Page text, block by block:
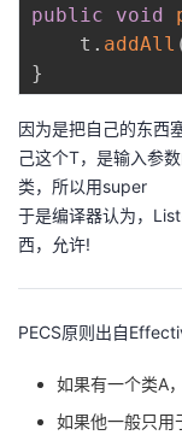
public
void
    t
. addAll
}
因为是把自己的东西
己这个T，是输入参
类，所以用super
于是编译器认为，
西，允许!
PECS原则出自
如果有一个类A
如果他一般只用